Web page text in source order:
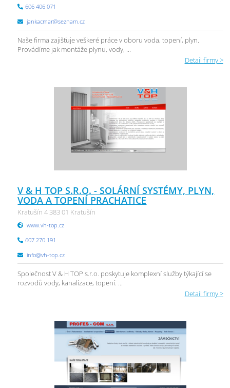
606 406 071
jankacmar@seznam.cz
Naše firma zajišťuje veškeré práce v oboru voda, topení, plyn.
Provádíme jak montáže plynu, vody, ...
Detail firmy >
V & H TOP S.R.O. - SOLÁRNÍ SYSTÉMY, PLYN,
VODA A TOPENÍ PRACHATICE
Kratušín 4 383 01 Kratušín
www.vh-top.cz
607 270 191
info@vh-top.cz
Společnost V & H TOP s.r.o. poskytuje komplexní služby týkající se
rozvodů vody, kanalizace, topení. ...
Detail firmy >